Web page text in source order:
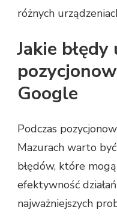
różnych
Jakie
Google
Podczas
Mazurach warto
błędów, które
efektywność
najważniejszych